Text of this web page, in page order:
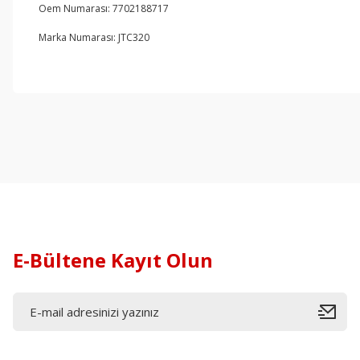
Oem Numarası: 7702188717
Marka Numarası: JTC320
E-Bültene Kayıt Olun